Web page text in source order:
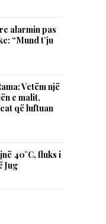
alarmin pas
“Mund t’ju
Vetëm një
e malit,
që luftuan
40°C, fluks i
Jug